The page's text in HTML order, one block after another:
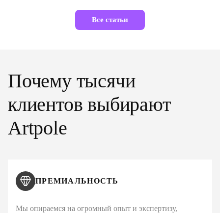
Все статьи
Почему тысячи
клиентов выбирают
Artpole
ПРЕМИАЛЬНОСТЬ
Мы опираемся на огромный опыт и экспертизу,